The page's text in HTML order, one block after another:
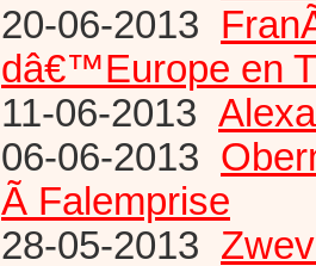
20-06-2013
dâ€™Europe en
11-06-2013
06-06-2013
Ã Falemprise
28-05-2013